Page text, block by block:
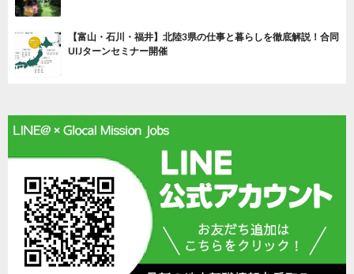
【富山・石川・福井】北陸3県の仕事と暮らしを徹底解説！合同
UIJターンセミナー開催